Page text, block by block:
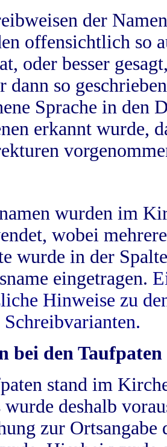
der
offensichtlich so
oder besser
dann so
Sprache in
erkannt wurde,
wurden im
wobei
wurde in der
eingetragen.
Hinweise zu
bei den Taufpaten
stand im
deshalb
zur